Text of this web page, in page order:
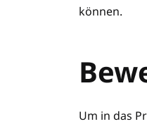
können.
Um in das